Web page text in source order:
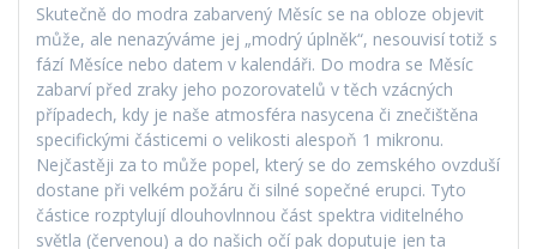
Skutečně do modra zabarvený Měsíc se na obloze objevit
může, ale nenazýváme jej „modrý úplněk“, nesouvisí totiž s
fází Měsíce nebo datem v kalendáři. Do modra se Měsíc
zabarví před zraky jeho pozorovatelů v těch vzácných
případech, kdy je naše atmosféra nasycena či znečištěna
specifickými částicemi o velikosti alespoň 1 mikronu.
Nejčastěji za to může popel, který se do zemského ovzduší
dostane při velkém požáru či silné sopečné erupci. Tyto
částice rozptylují dlouhovlnnou část spektra viditelného
světla (červenou) a do našich očí pak doputuje jen ta